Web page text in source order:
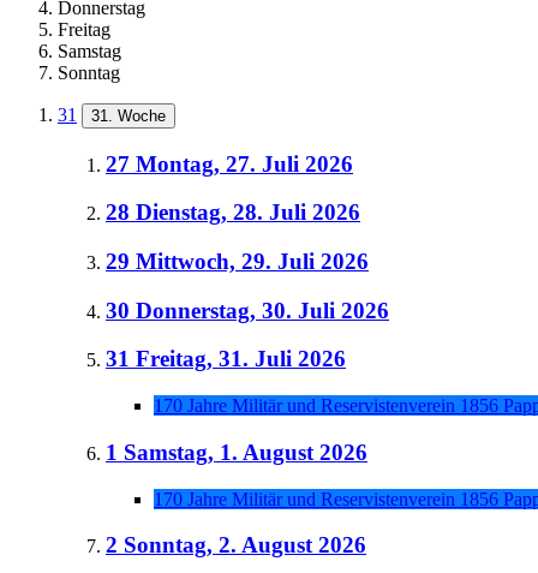
Donnerstag
Freitag
Samstag
Sonntag
31 31. Woche
27 Montag, 27. Juli 2026
28 Dienstag, 28. Juli 2026
29 Mittwoch, 29. Juli 2026
30 Donnerstag, 30. Juli 2026
31 Freitag, 31. Juli 2026
170 Jahre Militär und Reservistenverein 1856
1 Samstag, 1. August 2026
170 Jahre Militär und Reservistenverein 1856
2 Sonntag, 2. August 2026